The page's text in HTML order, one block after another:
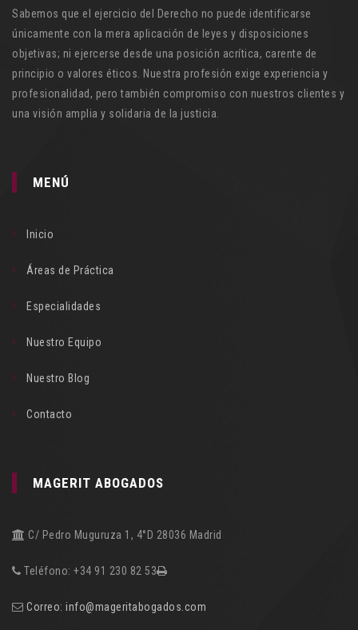
Sabemos que el ejercicio del Derecho no puede identificarse
únicamente con la mera aplicación de leyes y disposiciones
objetivas; ni ejercerse desde una posición acrítica, carente de
principio o valores éticos. Nuestra profesión exige experiencia y
profesionalidad, pero también compromiso con nuestros clientes y
una visión amplia y solidaria de la justicia.
MENÚ
Inicio
Áreas de Práctica
Especialidades
Nuestro Equipo
Nuestro Blog
Contacto
MAGERIT ABOGADOS
C/ Pedro Muguruza 1, 4°D 28036 Madrid
Teléfono: +34 91 230 82 53
Correo: info@mageritabogados.com